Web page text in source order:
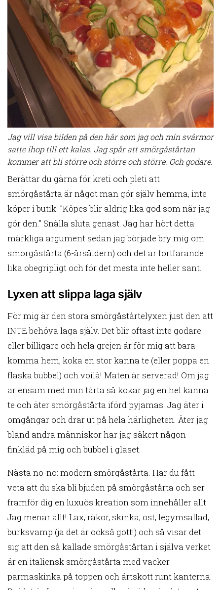
Jag vill visa bilden på den här som jag och min svärmor
satte ihop till ett kalas. Jag spår att smörgåstårtan
kommer att bli större och större och större. Och godare.
Berättar du gärna för kreti och pleti att
smörgåstårta är något man gör själv hemma, inte
köper i butik. ”Köpes blir aldrig lika god som när jag
gör den.” Snälla sluta genast. Jag har hört detta
märkliga argument sedan jag började bry mig om
smörgåstårta (6-årsåldern) och det är fortfarande
lika obegripligt och för det mesta inte heller sant.
Lyxen att slippa laga själv
För mig är den stora smörgåstårtelyxen just den att
INTE behöva laga själv. Det blir oftast inte godare
eller billigare och hela grejen är för mig att bara
komma hem, koka en stor kanna te (eller poppa en
flaska bubbel) och voilà! Maten är serverad! Om jag
är ensam med min tårta så kokar jag en hel kanna
te och äter smörgåstårta iförd pyjamas. Jag äter i
omgångar och drar ut på hela härligheten. Äter jag
bland andra människor har jag säkert någon
finkläd på mig och bubbel i glaset.
Nästa no-no: modern smörgåstårta. Har du fått
veta att du ska bli bjuden på smörgåstårta och ser
framför dig en luxuös kreation som innehåller allt.
Jag menar allt! Lax, räkor, skinka, ost, legymsallad,
burksvamp (ja det är också gott!) och så visar det
sig att den så kallade smörgåstårtan i själva verket
är en italiensk smörgåstårta med vacker
parmaskinka på toppen och ärtskott runt kanterna.